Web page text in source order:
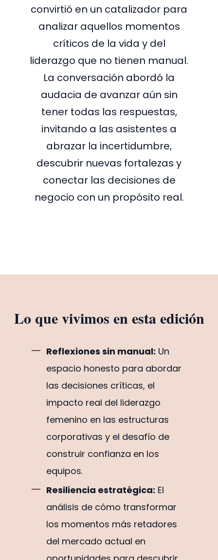
convirtió en un catalizador para
analizar aquellos momentos
críticos de la vida y del
liderazgo que no tienen manual.
La conversación abordó la
audacia de avanzar aún sin
tener todas las respuestas,
invitando a las asistentes a
abrazar la incertidumbre,
descubrir nuevas fortalezas y
conectar las decisiones de
negocio con un propósito real.
Lo que vivimos en esta edición
Reflexiones sin manual: Un
espacio honesto para abordar
las decisiones críticas, el
impacto real del liderazgo
femenino en las estructuras
corporativas y el desafío de
construir confianza en los
equipos.
Resiliencia estratégica: El
análisis de cómo transformar
los momentos más retadores
del mercado actual en